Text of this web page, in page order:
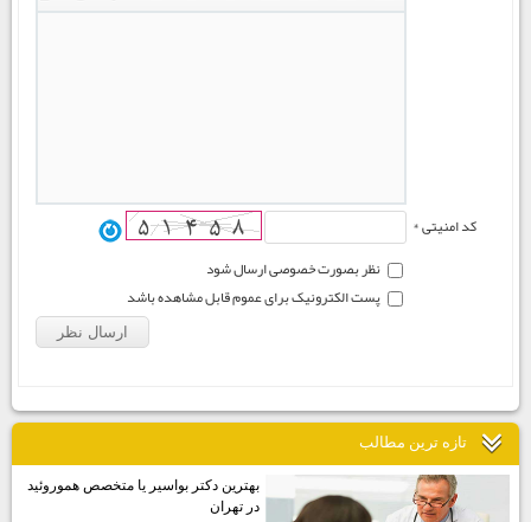
کد امنیتی *
نظر بصورت خصوصی ارسال شود
پست الکترونیک برای عموم قابل مشاهده باشد
تازه ترين مطالب
بهترين دكتر بواسير يا متخصص هموروئيد
در تهران